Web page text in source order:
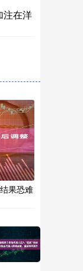
注在洋
果恐难